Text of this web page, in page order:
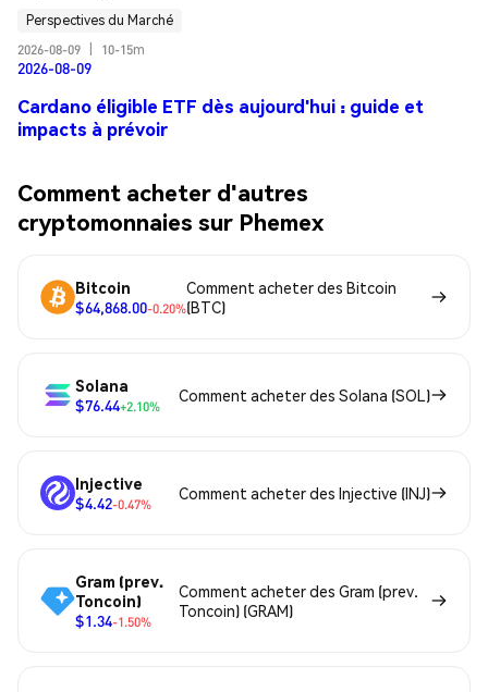
Perspectives du Marché
2026-08-09
10-15m
2026-08-09
Cardano éligible ETF dès aujourd'hui : guide et
impacts à prévoir
Comment acheter d'autres
cryptomonnaies sur Phemex
Bitcoin
$64,868.00-0.20%
Comment acheter des Bitcoin
(BTC)
Solana
$76.44+2.10%
Comment acheter des Solana (SOL)
Injective
$4.42-0.47%
Comment acheter des Injective (INJ)
Gram (prev.
Toncoin)
$1.34-1.50%
Comment acheter des Gram (prev.
Toncoin) (GRAM)